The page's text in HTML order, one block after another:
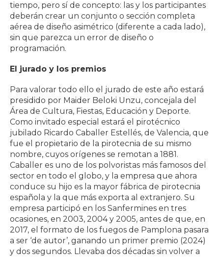
tiempo, pero sí de concepto: las y los participantes
deberán crear un conjunto o sección completa
aérea de diseño asimétrico (diferente a cada lado),
sin que parezca un error de diseño o
programación.
El jurado y los premios
Para valorar todo ello el jurado de este año estará
presidido por Maider Beloki Unzu, concejala del
Área de Cultura, Fiestas, Educación y Deporte.
Como invitado especial estará el pirotécnico
jubilado Ricardo Caballer Estellés, de Valencia, que
fue el propietario de la pirotecnia de su mismo
nombre, cuyos orígenes se remotan a 1881.
Caballer es uno de los polvoristas más famosos del
sector en todo el globo, y la empresa que ahora
conduce su hijo es la mayor fábrica de pirotecnia
española y la que más exporta al extranjero. Su
empresa participó en los Sanfermines en tres
ocasiones, en 2003, 2004 y 2005, antes de que, en
2017, el formato de los fuegos de Pamplona pasara
a ser ‘de autor’, ganando un primer premio (2024)
y dos segundos. Llevaba dos décadas sin volver a